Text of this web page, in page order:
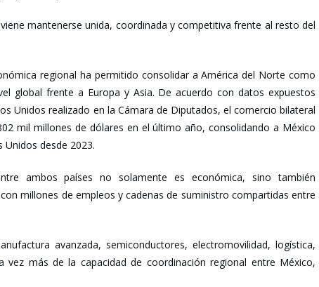
mantenerse unida, coordinada y competitiva frente al resto del
regional ha permitido consolidar a América del Norte como
global frente a Europa y Asia. De acuerdo con datos expuestos
Unidos realizado en la Cámara de Diputados, el comercio bilateral
mil millones de dólares en el último año, consolidando a México
desde 2023.
ambos países no solamente es económica, sino también
millones de empleos y cadenas de suministro compartidas entre
avanzada, semiconductores, electromovilidad, logística,
vez más de la capacidad de coordinación regional entre México,